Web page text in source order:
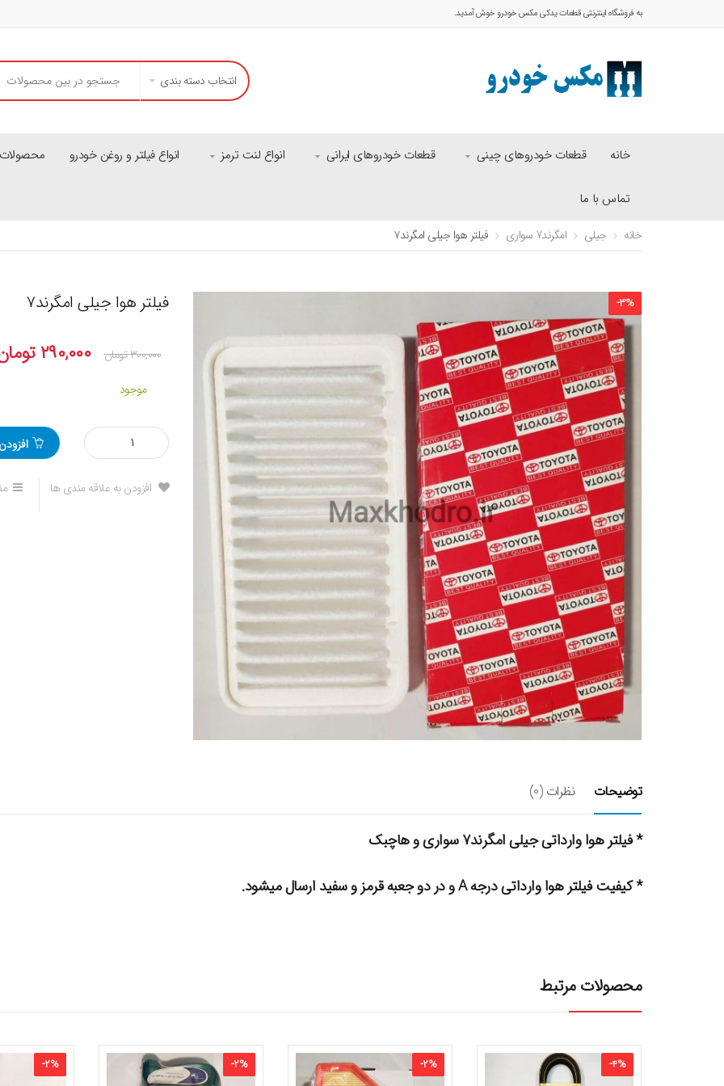
به فروشگاه اینترنتی قطعات یدکی مکس خودرو خوش آمدید.
انتخاب دسته بندی
خانه قطعات خودروهای چینی قطعات خودروهای ایرانی انواع لنت ترمز انواع فیلتر و روغن خودرو محصولات
تماس با ما
خانه جیلی امگرند7 سواری فیلتر هوا جیلی امگرند۷
-3% فیلتر هوا جیلی امگرند۷
۳۰۰,۰۰۰تومان ۲۹۰,۰۰۰
موجود
مقدار
فیلتر
جیلیافزودن به علاقه مندی ها
توضیحات نظرات (0)
* فیلتر هوا وارداتی جیلی امگرند۷ سواری و هاچبک
* کیفیت فیلتر هوا وارداتی درجه A و در دو جعبه قرمز و سفید ارسال میشود.
محصولات مرتبط
-4%
-2%
-2%
-2%